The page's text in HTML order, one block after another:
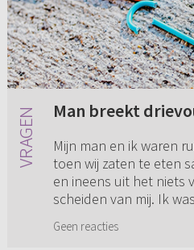
Man breekt
Mijn man en ik waren
toen wij zaten te eten
en ineens uit het niets
scheiden van mij. Ik
Geen reacties